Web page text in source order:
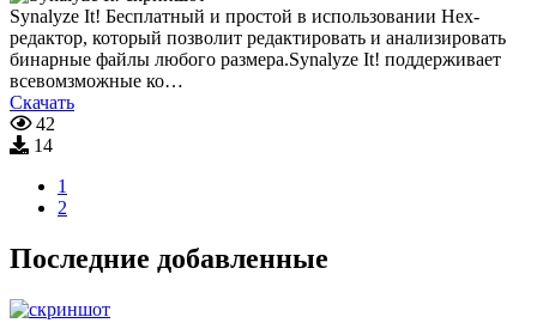
Synalyze It! Бесплатный и простой в использовании Hex-
редактор, который позволит редактировать и анализировать
бинарные файлы любого размера.Synalyze It! поддерживает
всевомзможные ко…
Скачать
42
14
1
2
Последние добавленные